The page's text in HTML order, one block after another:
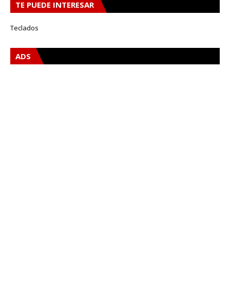
TE PUEDE INTERESAR
Teclados
ADS